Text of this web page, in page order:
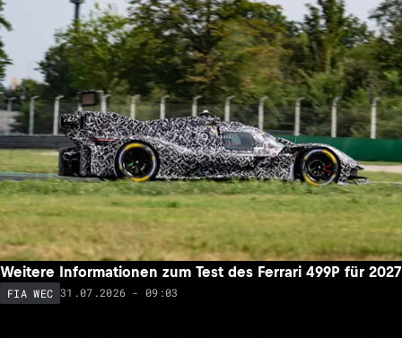
Weitere Informationen zum Test des Ferrari 499P für 2027
FIA WEC 31.07.2026 - 09:03